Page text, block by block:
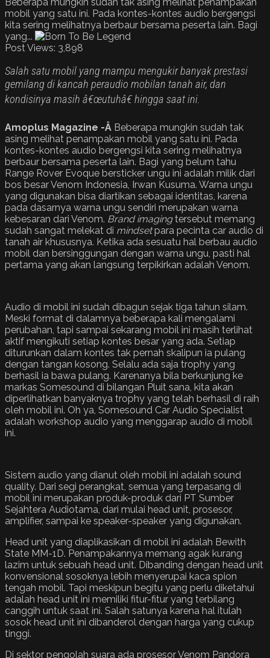
mobil yang satu ini. Pada kontes-kontes audio bergengsi
kita sering melihatnya berbaur bersama peserta lain. Bagi
yang...
Post Views: 3,898
Salah satu mobil yang mampu mengukir banyak prestasi
gemilang di kancah peraudio mobilan tanah air, dan
kondisinya masih â€œutuhâ€ hingga saat ini.
Amoplus Magazine -Â Beberapa mungkin sudah tak
asing melihat penampakan mobil yang satu ini. Pada
kontes-kontes audio bergengsi kita sering melihatnya
berbaur bersama peserta lain. Bagi yang belum tahu
Range Rover Evoque bersticker ungu ini adalah milik dari
bos besar Venom Indonesia, Irwan Kusuma. Warna ungu
yang digunakan bisa diartikan sebagai identitas, karena
pada dasarnya warna ungu sendiri merupakan warna
kebesaran dari Venom. Brand imagingtersebut memang
sudah sangat melekat di mindsetpara pecinta car audio di
tanah air khususnya. Ketika ada sesuatu hal berbau audio
mobil dan bersinggungan dengan warna ungu, pasti hal
pertama yang akan langsung terpikirkan adalah Venom.
Audio di mobil ini sudah dibagun sejak tiga tahun silam.
Meski format di dalamnya beberapa kali mengalami
perubahan, tapi sampai sekarang mobil ini masih terlihat
aktif mengikuti setiap kontes besar yang ada. Setiap
diturunkan dalam kontes tak pernah skalipun ia pulang
dengan tangan kosong. Selalu ada saja trophy yang
berhasil ia bawa pulang. Karenanya bila berkunjung ke
markas Somesound di bilangan Pluit sana, kita akan
diperlihatkan banyaknya trophy yang telah berhasil di raih
oleh mobil ini. Oh ya, Somesound Car Audio Specialist
adalah workshop audio yang menggarap audio di mobil
ini.
Sistem audio yang dianut oleh mobil ini adalah sound
quality. Dari segi perangkat, semua yang terpasang di
mobil ini merupakan produk-produk dari PT Sumber
Sejahtera Audiotama, dari mulai head unit, prosesor,
amplifier, sampai ke speaker-speaker yang digunakan.
Head unit yang diaplikasikan di mobil ini adalah Bewith
State MM-1D. Penampakannya memang agak kurang
lazim untuk sebuah head unit. Dibanding dengan head unit
konvensional sosoknya lebih menyerupai kaca spion
tengah mobil. Tapi meskipun begitu yang perlu diketahui
adalah head unit ini memiliki fitur-fitur yang terbilang
canggih untuk saat ini. Salah satunya karena hal itulah
sosok head unit ini dibanderol dengan harga yang cukup
tinggi.
Di sektor pengolah suara ada prosesor Venom Pandora